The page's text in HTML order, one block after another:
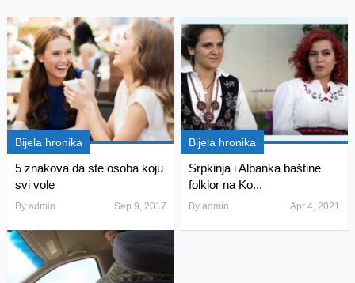
Bijela hronika
5 znakova da ste osoba koju
svi vole
By admin Sep 9, 2017
Bijela hronika
Srpkinja i Albanka baštine
folklor na Ko...
Byadmin Apr 4, 2021